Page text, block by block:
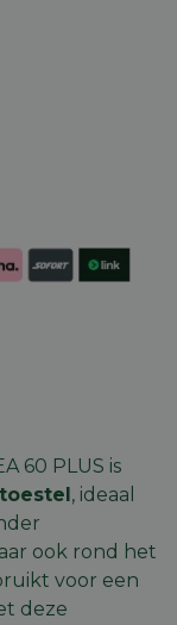
60 PLUS is
, ideaal
ook rond het
voor een
deze